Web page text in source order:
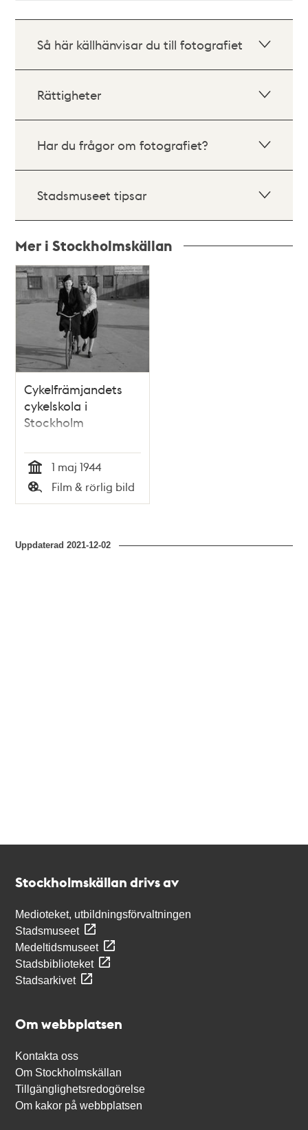
Så här källhänvisar du till fotografiet
Rättigheter
Har du frågor om fotografiet?
Stadsmuseet tipsar
Mer i Stockholmskällan
Relaterade
poster
och
Cykelfrämjandets
cykelskola i
Stockholm
Tid
1 maj 1944
Typ
Film & rörlig bild
Uppdaterad2021-12-02
Stockholmskällan drivs av
Medioteket, utbildningsförvaltningen
Stadsmuseet
Medeltidsmuseet
Stadsbiblioteket
Stadsarkivet
Om webbplatsen
Kontakta oss
Om Stockholmskällan
Tillgänglighetsredogörelse
Om kakor på webbplatsen